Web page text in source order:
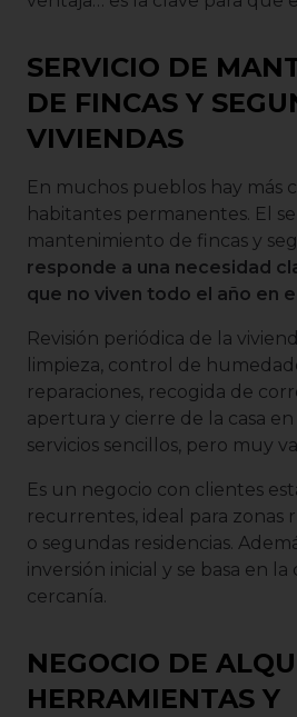
SERVICIO DE
DE FINCAS Y
VIVIENDAS
En muchos pueblos hay más
habitantes permanentes. El
mantenimiento de fincas y
responde a una necesidad
que no viven todo el año en
Revisión periódica de la
limpieza, control de
reparaciones, recogida de
apertura y cierre de la casa en
servicios sencillos, pero muy
Es un negocio con clientes
recurrentes, ideal para zonas
o segundas residencias.
inversión inicial y se basa en la
cercanía.
NEGOCIO DE
HERRAMIENTAS Y